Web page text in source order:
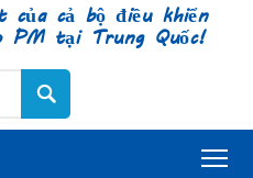
của cả bộ điều khiển
PM tại Trung Quốc!
